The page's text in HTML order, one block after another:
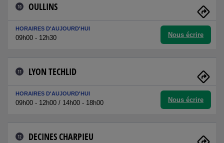
10 OULLINS
HORAIRES D'AUJOURD'HUI
09h00 - 12h30 Nous écrire
11 LYON TECHLID
HORAIRES D'AUJOURD'HUI
09h00 - 12h00 / 14h00 - 18h00 Nous écrire
12 DECINES CHARPIEU